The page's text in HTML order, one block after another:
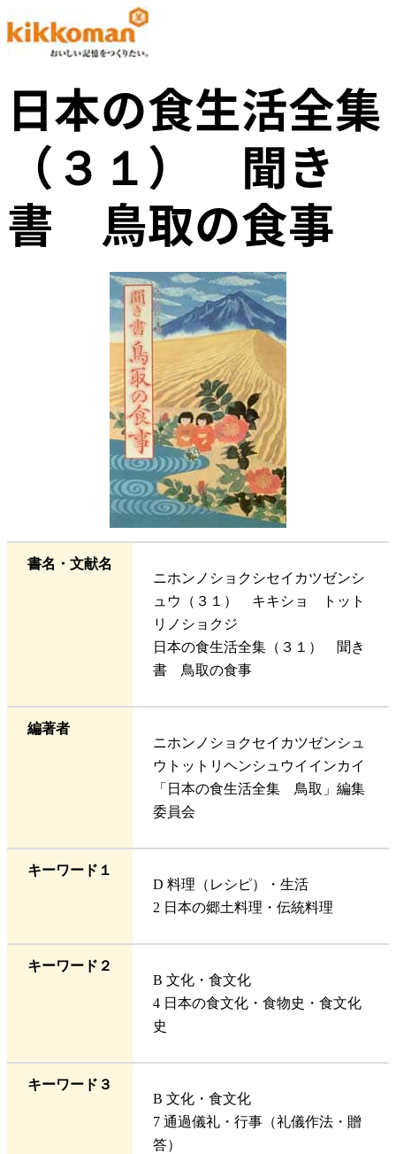
日本の食生活全集
（３１） 聞き
書 鳥取の食事
書名・文献名
ニホンノショクシセイカツゼンシ
ュウ（３１） キキショ トット
リノショクジ
日本の食生活全集（３１） 聞き
書 鳥取の食事
編著者
ニホンノショクセイカツゼンシュ
ウトットリヘンシュウイインカイ
「日本の食生活全集 鳥取」編集
委員会
キーワード１
D 料理（レシピ）・生活
2 日本の郷土料理・伝統料理
キーワード２
B 文化・食文化
4 日本の食文化・食物史・食文化
史
キーワード３
B 文化・食文化
7 通過儀礼・行事（礼儀作法・贈
答）